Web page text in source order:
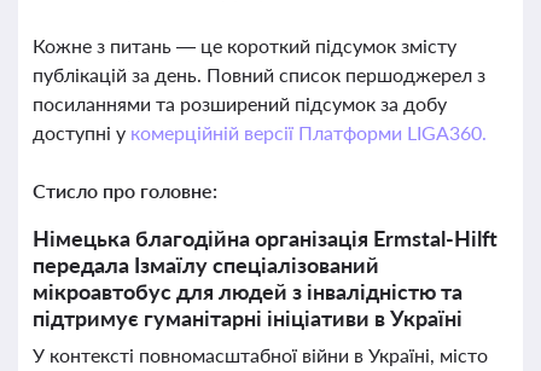
Кожне з питань — це короткий підсумок змісту
публікацій за день. Повний список першоджерел з
посиланнями та розширений підсумок за добу
доступні у комерційній версії Платформи LIGA360.
Стисло про головне:
Німецька благодійна організація Ermstal-Hilft
передала Ізмаїлу спеціалізований
мікроавтобус для людей з інвалідністю та
підтримує гуманітарні ініціативи в Україні
У контексті повномасштабної війни в Україні, місто